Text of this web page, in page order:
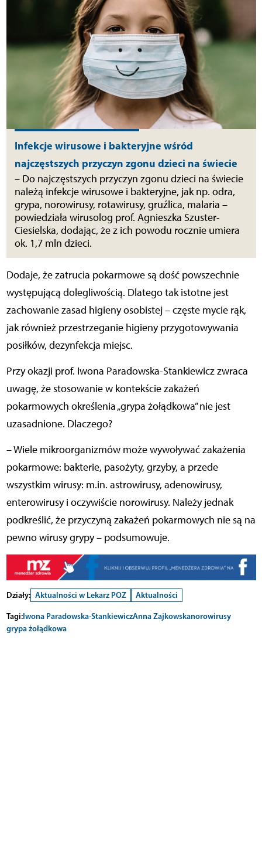
Infekcje wirusowe i bakteryjne wśród
najczęstszych przyczyn zgonu dzieci na świecie
– Do najczęstszych przyczyn zgonu dzieci na świecie
należą infekcje wirusowe i bakteryjne, jak np. odra,
grypa, norowirusy, rotawirusy, gruźlica, malaria –
powiedziała wirusolog prof. Agnieszka Szuster-
Ciesielska, dodając, że z ich powodu rocznie umiera
ok. 1,7 mln dzieci.
Dodaje, że zatrucia pokarmowe są dość powszechnie
występującą dolegliwością. Dlatego tak istotne jest
zachowanie zasad higieny osobistej – częste mycie rąk,
jak również przestrzeganie higieny przygotowywania
posiłków, dezynfekcja miejsc.
Przy okazji prof. Iwona Paradowska-Stankiewicz zwraca
uwagę, że stosowanie w kontekście zakażeń
pokarmowych określenia „grypa żołądkowa” nie jest
uzasadnione. Dlaczego?
– Wiele mikroorganizmów może wywoływać zakażenia
pokarmowe: bakterie, pasożyty, grzyby, a przede
wszystkim wirusy: m.in. astrowirusy, adenowirusy,
enterowirusy i oczywiście norowirusy. Należy jednak
podkreślić, że przyczyną zakażeń pokarmowych nie są na
pewno wirusy grypy – podsumowuje.
Działy: Aktualności w Lekarz POZ
Aktualności
Tagi:Iwona Paradowska-StankiewiczAnna Zajkowskanorowirusy
grypa żołądkowa